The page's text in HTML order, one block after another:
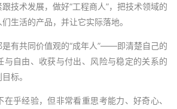
技术发展，做好“工程商人”，把技术领域的
生活的产品，并让它实际落地。
是有共同价值观的“成年人”——即清楚自己的
与自由、收获与付出、风险与稳定的关系的
标。
乎经验，但非常看重思考能力、好奇心、